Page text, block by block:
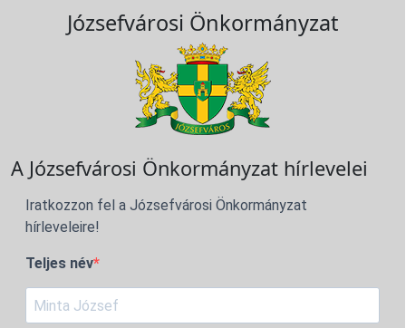
Józsefvárosi Önkormányzat
A Józsefvárosi Önkormányzat hírlevelei
Iratkozzon fel a Józsefvárosi Önkormányzat
hírleveleire!
Teljes név